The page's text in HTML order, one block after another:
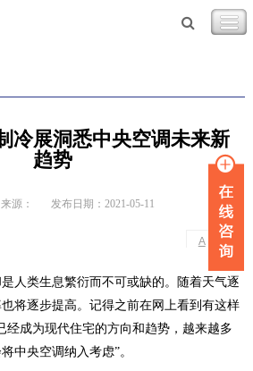
冷展洞悉中央空调未来新
趋势
来源： 发布日期：2021-05-11
A A
人类生息繁衍而不可或缺的。随着天气逐
将逐步提高。记得之前在网上看到有这样
经成为现代住宅的方向和趋势，越来越多
中央空调纳入考虑”。